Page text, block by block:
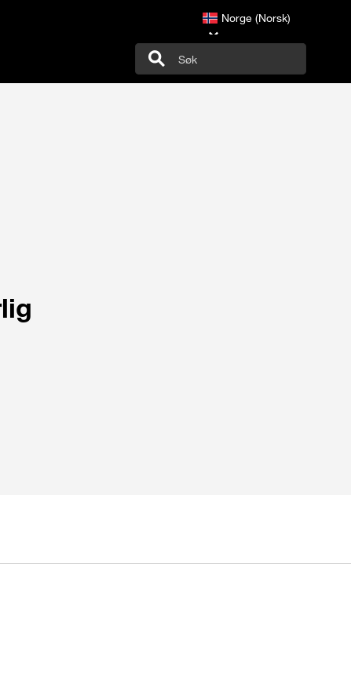
Norge (Norsk)